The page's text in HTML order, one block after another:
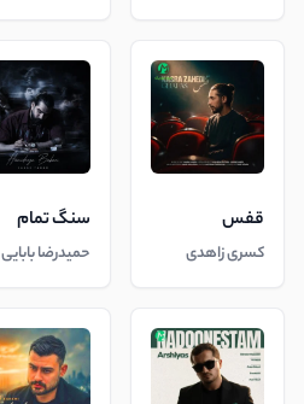
قفس
کسری زاهدی
سنگ تمام
حمیدرضا بابایی